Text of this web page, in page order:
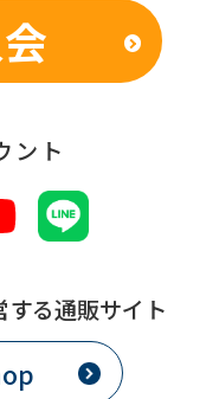
Automatic
ント
る通販サイト